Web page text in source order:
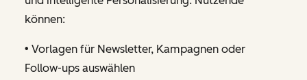
können:
• Vorlagen für Newsletter, Kampagnen oder
Follow-ups auswählen